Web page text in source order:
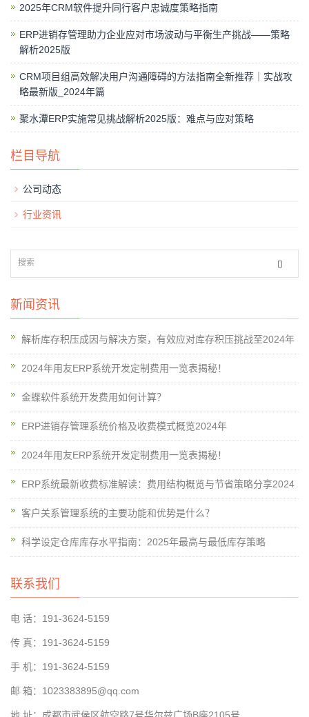
2025年CRM软件提升同行客户忠诚度策略指南
ERP进销存管理助力企业应对市场波动与平衡生产挑战——策略
解析2025版
CRM项目组高效解决用户沟通障碍的方法指南全新推荐｜实战攻
略最新版_2024年篇
聚水潭ERP实施常见挑战解析2025版：难点与应对策略
栏目导航
公司动态
行业资讯
新闻资讯
解析库存积压成因与解决方案，有效应对库存积压挑战至2024年
2024年用友ERP系统开发定制费用一览表揭秘！
金蝶软件系统开发费用如何计算？
ERP进销存管理系统价格及收费模式概览2024年
2024年用友ERP系统开发定制费用一览表揭秘！
ERP系统最新收费标准解读：费用结构概览与节省策略分享2024
客户关系管理系统的主要功能和优势是什么？
科学设定仓库库存水平指南：2025年最高与最低库存策略
联系我们
电 话：191-3624-5159
传 真：191-3624-5159
手 机：191-3624-5159
邮 箱：1023383895@qq.com